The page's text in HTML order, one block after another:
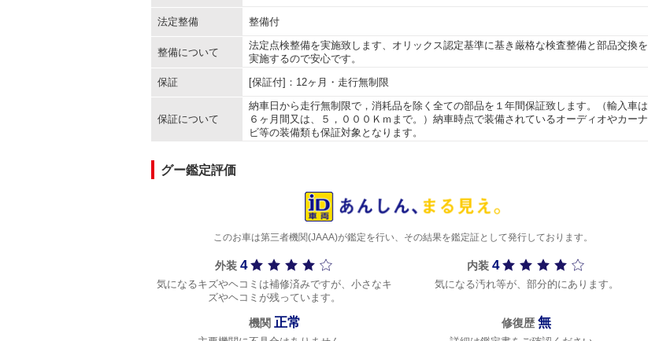
法定整備 整備付
整備について
法定点検整備を実施致します、オリックス認定基準に基き厳格な検査整備と部品交換を
実施するので安心です。
保証
[保証付]：12ヶ月・走行無制限
保証について
納車日から走行無制限で，消耗品を除く全ての部品を１年間保証致します。（輸入車は
６ヶ月間又は、５，０００Ｋｍまで。）納車時点で装備されているオーディオやカーナ
ビ等の装備類も保証対象となります。
グー鑑定評価
このお車は第三者機関(JAAA)が鑑定を行い、その結果を鑑定証として発行しております。
外装 4
気になるキズやヘコミは補修済みですが、小さなキ
ズやヘコミが残っています。
内装 4
気になる汚れ等が、部分的にあります。
機関 正常 修復歴 無